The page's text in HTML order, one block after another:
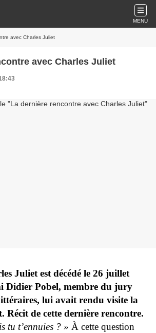
MENU
avec Charles Juliet
avec Charles Juliet
Juliet est décédé le 26 juillet
Didier Pobel, membre du jury
lui avait rendu visite la
Récit de cette dernière rencontre.
tu t’ennuies ? » À cette question